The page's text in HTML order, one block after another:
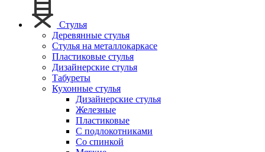
Стулья
Деревянные стулья
Стулья на металлокаркасе
Пластиковые стулья
Дизайнерские стулья
Табуреты
Кухонные стулья
Дизайнерские стулья
Железные
Пластиковые
С подлокотниками
Со спинкой